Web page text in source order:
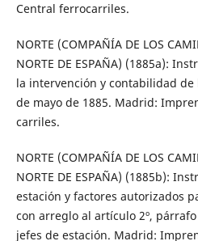
Central ferrocarriles.
NORTE (COMPAÑÍA DE LOS
NORTE DE ESPAÑA) (1885a):
la intervención y contabilidad de
de mayo de 1885. Madrid:
carriles.
NORTE (COMPAÑÍA DE LOS
NORTE DE ESPAÑA) (1885b):
estación y factores autorizados
con arreglo al artículo 2º,
jefes de estación. Madrid: